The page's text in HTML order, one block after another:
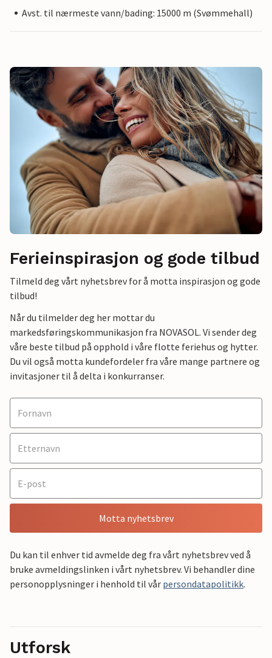
Avst. til nærmeste vann/bading: 15000 m (Svømmehall)
Ferieinspirasjon og gode tilbud
Tilmeld deg vårt nyhetsbrev for å motta inspirasjon og gode
tilbud!
Når du tilmelder deg her mottar du
markedsføringskommunikasjon fra NOVASOL. Vi sender deg
våre beste tilbud på opphold i våre flotte feriehus og hytter.
Du vil også motta kundefordeler fra våre mange partnere og
invitasjoner til å delta i konkurranser.
Motta nyhetsbrev
Du kan til enhver tid avmelde deg fra vårt nyhetsbrev ved å
bruke avmeldingslinken i vårt nyhetsbrev. Vi behandler dine
personopplysninger i henhold til vår persondatapolitikk.
Utforsk